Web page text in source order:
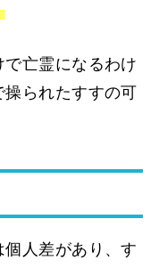
亡霊になるわけ
られたすすの可
人差があり、す